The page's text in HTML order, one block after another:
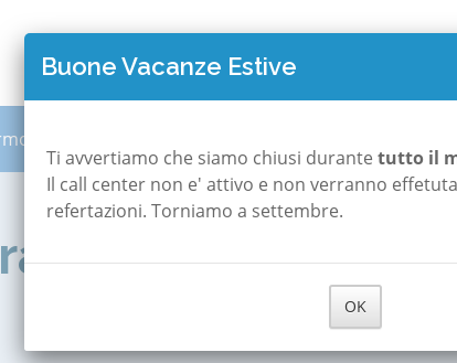
QUANTO COSTA POLISONNOGRAFIA
a Porto San
Buone Vacanze Estive
Ti avvertiamo che siamo chiusi durante tutto il
Il call center non e' attivo e non verranno
refertazioni. Torniamo a settembre.
OK